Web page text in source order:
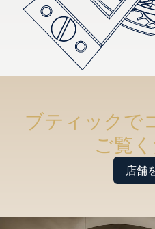
ブティックで
ご覧
店舗